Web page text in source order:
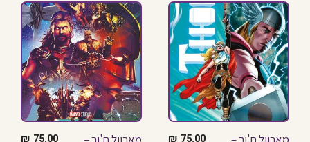
75.00
₪
75.00
₪